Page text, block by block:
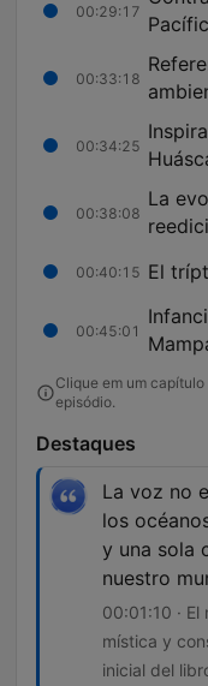
00:29:17
00:33:18
00:34:25
00:38:08
La
00:40:15 El
00:45:01
Clique em um
episódio.
Destaques
La voz no
los
y una sola
nuestro
00:01:10 ·
mística y
inicial del